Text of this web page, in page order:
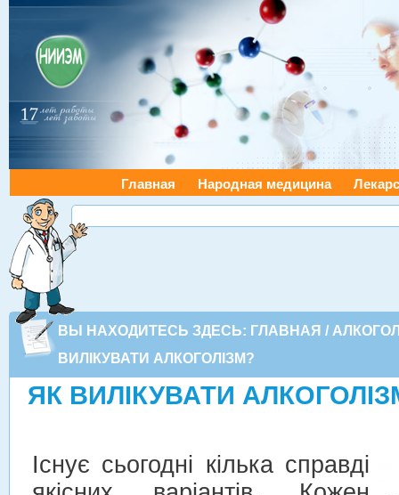
Главная Народная медицина
ВЫ НАХОДИТЕСЬ ЗДЕСЬ: ГЛАВНАЯ /
ВИЛІКУВАТИ АЛКОГОЛІЗМ?
ЯК ВИЛІКУВАТИ
Існує сьогодні кілька справді